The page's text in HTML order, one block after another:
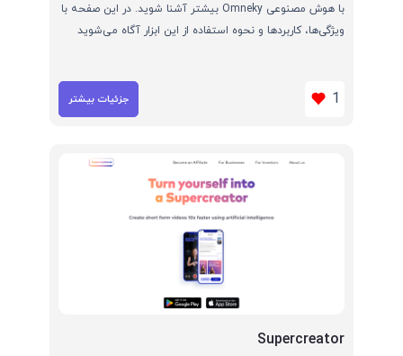
با هوش مصنوعی Omneky بیشتر آشنا شوید. در این صفحه با
ویژگی‌ها، کاربردها و نحوه استفاده از این ابزار آگاه می‌شوید
1 جزئیات بیشتر
Supercreator